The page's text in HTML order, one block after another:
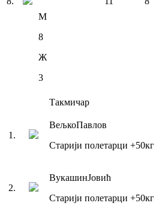
М
8
Ж
3
Такмичар
1 .
ВељкоПавлов
Старији полетарци +50кг
2.
ВукашинЈовић
Старији полетарци +50кг